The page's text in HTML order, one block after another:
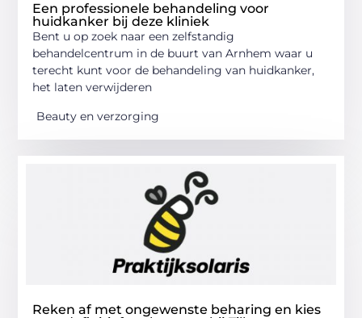
Een professionele behandeling voor
huidkanker bij deze kliniek
Bent u op zoek naar een zelfstandig
behandelcentrum in de buurt van Arnhem waar u
terecht kunt voor de behandeling van huidkanker,
het laten verwijderen
Beauty en verzorging
Reken af met ongewenste beharing en kies